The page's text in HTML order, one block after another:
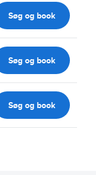
Søg og book
Søg og book
Søg og book